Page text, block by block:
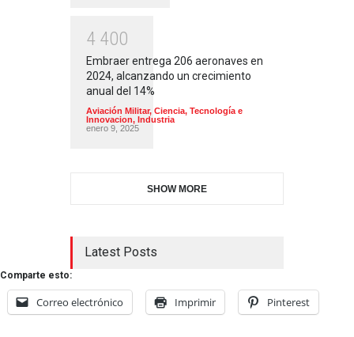
4 400
Embraer entrega 206 aeronaves en
2024, alcanzando un crecimiento
anual del 14%
Aviación Militar, Ciencia, Tecnología e
Innovacion, Industria
enero 9, 2025
SHOW MORE
Latest Posts
Comparte esto:
Correo electrónico Imprimir Pinterest